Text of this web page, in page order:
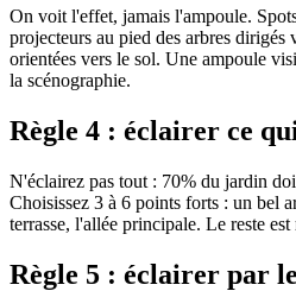
On voit l'effet, jamais l'ampoule.
projecteurs au pied des arbres dirigés
orientées vers le sol. Une ampoule
la scénographie.
Règle 4 : éclairer ce
N'éclairez pas tout : 70% du jardin
Choisissez 3 à 6 points forts : un bel
terrasse, l'allée principale. Le reste
Règle 5 : éclairer par